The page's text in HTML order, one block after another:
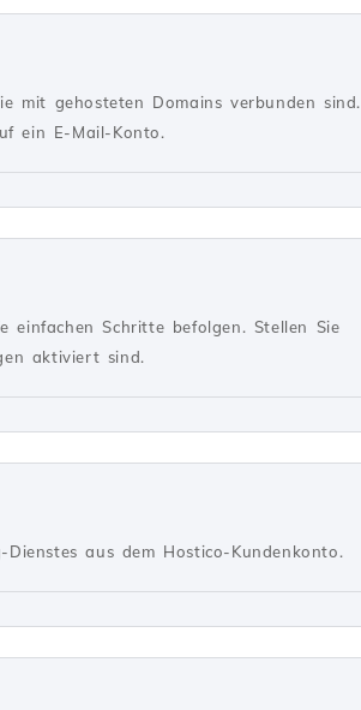
mit gehosteten Domains verbunden sind.
ein E-Mail-Konto.
einfachen Schritte befolgen. Stellen Sie
aktiviert sind.
aus dem Hostico-Kundenkonto.